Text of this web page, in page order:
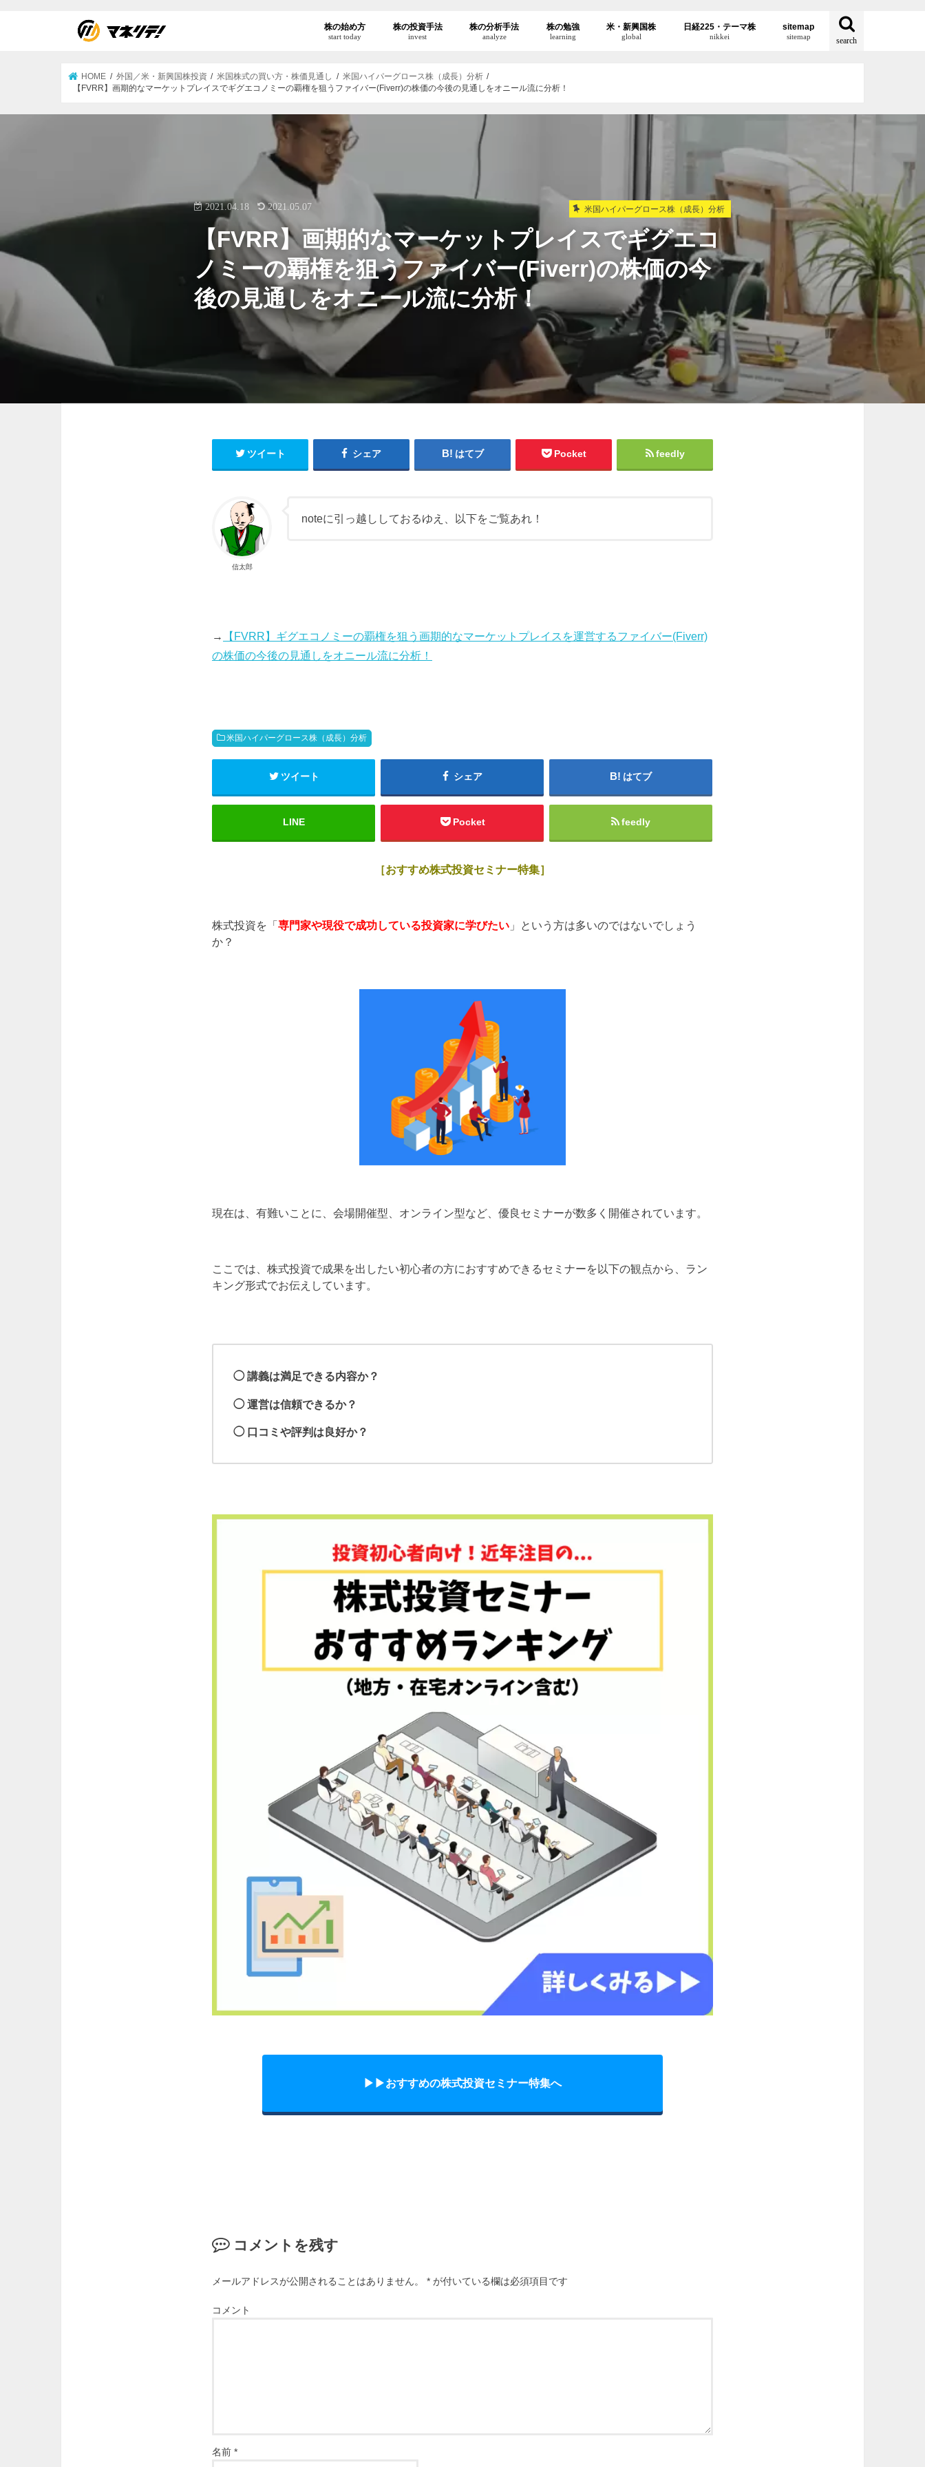
search
株の始め方
start today
株の投資手法
invest
株の分析手法
analyze
株の勉強
learning
米・新興国株
global
日経225・テーマ株
nikkei
sitemap
sitemap
HOME 外国／米・新興国株投資 米国株式の買い方・株価見通し
米国ハイパーグロース株（成長）分析
【FVRR】画期的なマーケットプレイスでギグエコノミーの覇権を狙うファイバー(Fiverr)の株価の今後の見通しをオニール流に分析！
米国ハイパーグロース株（成長）分析
2021.04.18 2021.05.07
【FVRR】画期的なマーケットプレイスでギグエコ
ノミーの覇権を狙うファイバー(Fiverr)の株価の今
後の見通しをオニール流に分析！
ツイート シェア はてブ Pocket feedly
信太郎
noteに引っ越ししておるゆえ、以下をご覧あれ！
→
【FVRR】ギグエコノミーの覇権を狙う画期的なマーケットプレイスを運営するファイバー(Fiverr)
の株価の今後の見通しをオニール流に分析！
米国ハイパーグロース株（成長）分析
ツイート シェア はてブ
LINE Pocket feedly
［おすすめ株式投資セミナー特集］
株式投資を「専門家や現役で成功している投資家に学びたい 」という方は多いのではないでしょう
か？
現在は、有難いことに、会場開催型、オンライン型など、優良セミナーが数多く開催されています。
ここでは、株式投資で成果を出したい初心者の方におすすめできるセミナーを以下の観点から、ラン
キング形式でお伝えしています。
◯ 講義は満足できる内容か？
◯ 運営は信頼できるか？
◯ 口コミや評判は良好か？
▶︎▶︎おすすめの株式投資セミナー特集へ
コメントを残す
メールアドレスが公開されることはありません。 * が付いている欄は必須項目です
コメント
名前 *